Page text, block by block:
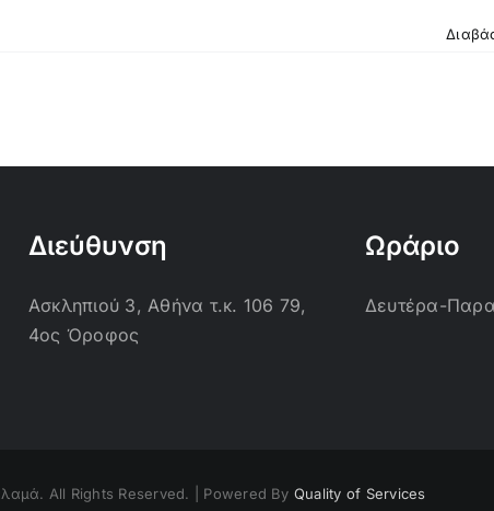
Διεύθυνση
Ασκληπιού 3, Αθήνα τ.κ. 106 79,
4ος Όροφος
Ωράριο
Δευτέρα-
All Rights Reserved. | Powered By Quality of Services